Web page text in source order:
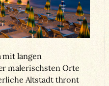
mit langen
malerischsten Orte
Altstadt thront